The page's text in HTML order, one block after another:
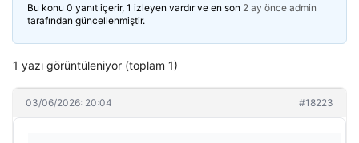
Bu konu 0 yanıt içerir, 1 izleyen vardır ve en son 2 ay önce admin
tarafından güncellenmiştir.
1 yazı görüntüleniyor (toplam 1)
03/06/2026: 20:04 #18223